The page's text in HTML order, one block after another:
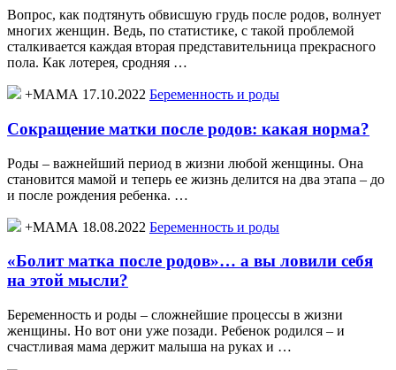
Вопрос, как подтянуть обвисшую грудь после родов, волнует
многих женщин. Ведь, по статистике, с такой проблемой
сталкивается каждая вторая представительница прекрасного
пола. Как лотерея, сродняя …
+МАМА 17.10.2022 Беременность и роды
Сокращение матки после родов: какая норма?
Роды – важнейший период в жизни любой женщины. Она
становится мамой и теперь ее жизнь делится на два этапа – до
и после рождения ребенка. …
+МАМА 18.08.2022 Беременность и роды
«Болит матка после родов»… а вы ловили себя
на этой мысли?
Беременность и роды – сложнейшие процессы в жизни
женщины. Но вот они уже позади. Ребенок родился – и
счастливая мама держит малыша на руках и …